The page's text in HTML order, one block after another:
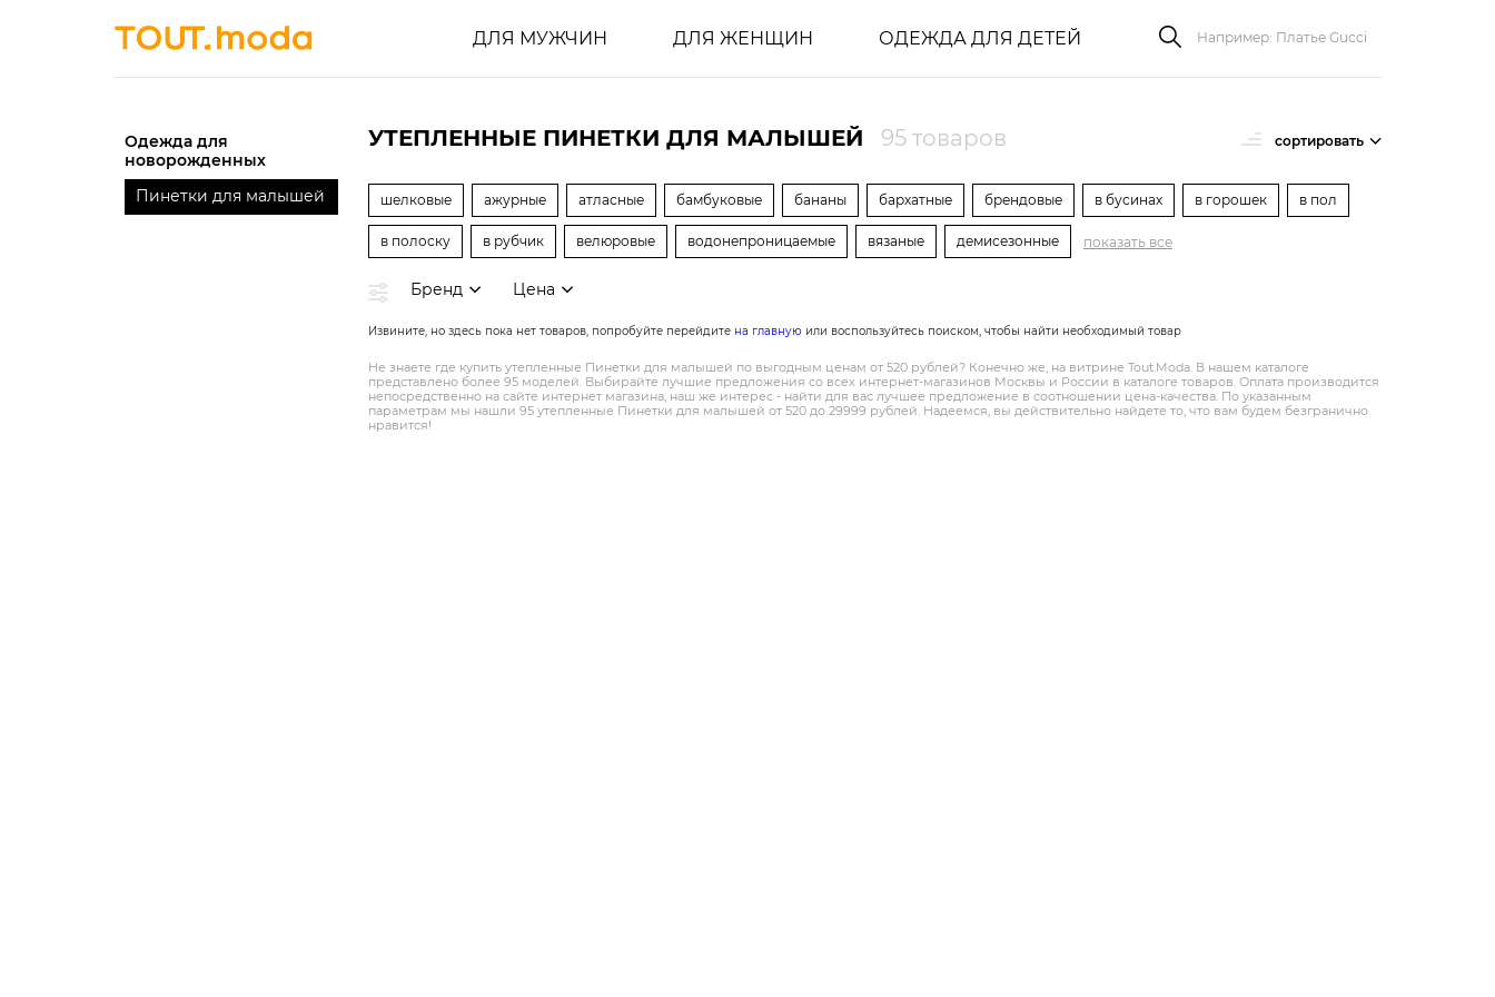
ДЛЯ МУЖЧИН ДЛЯ ЖЕНЩИН ОДЕЖДА ДЛЯ ДЕТЕЙ
Одежда для
новорожденных
Пинетки для малышей
УТЕПЛЕННЫЕ ПИНЕТКИ ДЛЯ МАЛЫШЕЙ 95 товаров сортировать
шелковые ажурные атласные бамбуковые бананы бархатные брендовые в бусинах в горошек в пол
в полоску в рубчик велюровые водонепроницаемые вязаные демисезонные показать все
Бренд Цена
Извините, но здесь пока нет товаров, попробуйте перейдите на главную или воспользуйтесь поиском, чтобы найти необходимый товар
Не знаете где купить утепленные Пинетки для малышей по выгодным ценам от 520 рублей? Конечно же, на витрине Tout.Modа. В нашем каталоге
представлено более 95 моделей. Выбирайте лучшие предложения со всех интернет-магазинов Москвы и России в каталоге товаров. Оплата производится
непосредственно на сайте интернет магазина, наш же интерес - найти для вас лучшее предложение в соотношении цена-качества. По указанным
параметрам мы нашли 95 утепленные Пинетки для малышей от 520 до 29999 рублей. Надеемся, вы действительно найдете то, что вам будем безгранично
нравится!